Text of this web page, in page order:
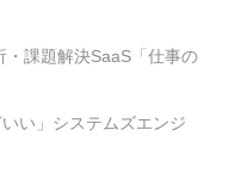
・課題解決SaaS「仕事の
い」システムズエンジ